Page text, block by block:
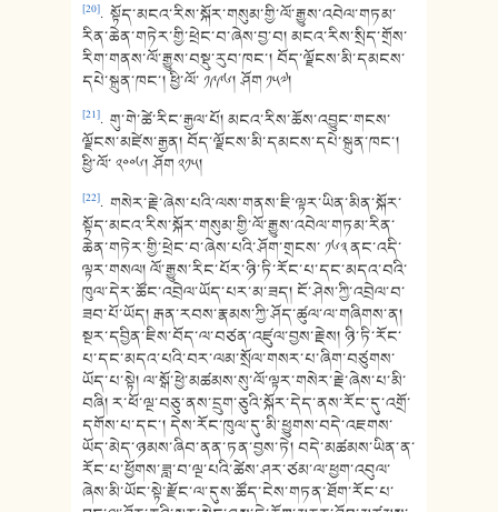
[20]. སྟོད་མངའ་རིས་སྐོར་གསུམ་གྱི་ལོ་རྒྱུས་འབེལ་གཏམ་
རིན་ཆེན་གཏེར་གྱི་ཕྲེང་བ་ཞེས་བྱ་བ། མངའ་རིས་སྲིད་གྲོས་
རིག་གནས་ལོ་རྒྱུས་བསྡུ་རུབ་ཁང་། བོད་ལྗོངས་མི་དམངས་
དཔེ་སྐྲུན་ཁང་། ཕྱི་ལོ་ ༡༩༩༦། ཤོག ༡༥༧།
[21]. གུ་གེ་ཚེ་རིང་རྒྱལ་པོ། མངའ་རིས་ཆོས་འབྱུང་གངས་
ལྗོངས་མཛེས་རྒྱན། བོད་ལྗོངས་མི་དམངས་དཔེ་སྐྲུན་ཁང་།
ཕྱི་ལོ་ ༢༠༠༦། ཤོག ༢༡༥།
[22]. གསེར་རྗེ་ཞེས་པའི་ལས་གནས་ཇི་ལྟར་ཡིན་མིན་སྐོར་
སྟོད་མངའ་རིས་སྐོར་གསུམ་གྱི་ལོ་རྒྱུས་འབེལ་གཏམ་རིན་
ཆེན་གཏེར་གྱི་ཕྲེང་བ་ཞེས་པའི་ཤོག་གྲངས་ ༡༦༣ ནང་འདི་
ལྟར་གསལ། ལོ་རྒྱུས་རིང་པོར་ཉི་ཏི་རོང་པ་དང་མདའ་བའི་
ཁུལ་དེར་ཚོང་འབྲེལ་ཡོད་པར་མ་ཟད། ངོ་ཤེས་ཀྱི་འབྲེལ་བ་
ཟབ་པོ་ཡོད། རྒན་རབས་རྣམས་ཀྱི་ཤོད་ཚུལ་ལ་གཞིགས་ན།
སྔར་དབྱིན་ཇིས་བོད་ལ་བཙན་འཛུལ་བྱས་རྗེས། ཉི་ཏི་རོང་
པ་དང་མདའ་པའི་བར་ལམ་སྲོལ་གསར་པ་ཞིག་བཙུགས་
ཡོད་པ་སྟེ། ལ་སྒོ་ཕྱེ་མཚམས་སུ་ལོ་ལྟར་གསེར་རྗེ་ཞེས་པ་མི་
བཞི། ར་ཕོ་ལྔ་བཅུ་ནས་དྲུག་ཅུའི་སྐོར་དེད་ནས་རོང་དུ་འགྲོ་
དགོས་པ་དང་། དེས་རོང་ཁུལ་དུ་མི་ཕྱུགས་བདེ་འཇགས་
ཡོད་མེད་ཉམས་ཞིབ་ནན་ཏན་བྱས་ཏེ། བདེ་མཚམས་ཡིན་ན་
རོང་པ་ཕྱོགས་ཟླ་བ་ལྔ་པའི་ཚེས་ཤར་ཙམ་ལ་ཕྱག་འབུལ་
ཞེས་མི་ཡོང་སྟེ་རྫོང་ལ་དུས་ཚོད་ངེས་གཏན་ཐོག་རོང་པ་